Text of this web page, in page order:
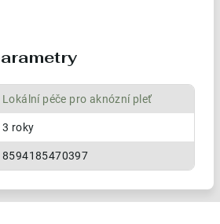
Lokální péče pro aknózní pleť
3 roky
8594185470397